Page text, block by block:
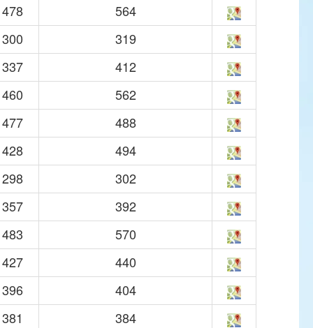
478
564
300
319
337
412
460
562
477
488
428
494
298
302
357
392
483
570
427
440
396
404
381
384